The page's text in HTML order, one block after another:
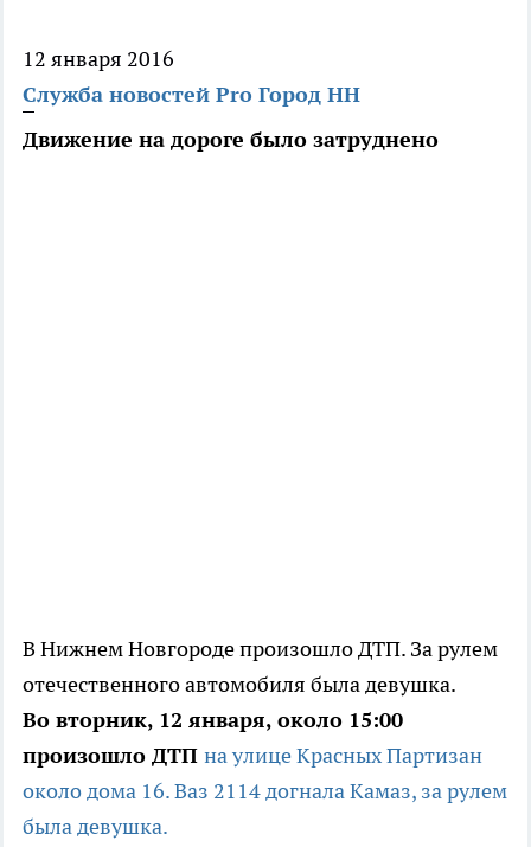
12 января 2016
Служба новостей Pro Город НН
Движение на дороге было затруднено
В Нижнем Новгороде произошло ДТП. За рулем
отечественного автомобиля была девушка.
Во вторник, 12 января, около 15:00
произошло ДТП на улице Красных Партизан
около дома 16. Ваз 2114 догнала Камаз, за рулем
была девушка.